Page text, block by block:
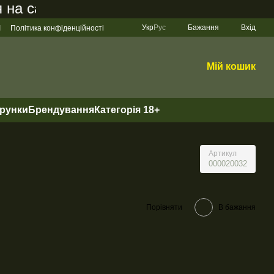
становить 200 грн
Політика конфіденційності УкрРус Бажання Вхід
Мій кошик
БрендуванняКатегорія 18+
Артикул
000020032
Порівняти В бажання